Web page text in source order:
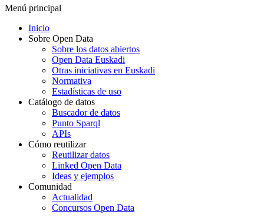
Menú principal
Inicio
Sobre Open Data
Sobre los datos abiertos
Open Data Euskadi
Otras iniciativas en Euskadi
Normativa
Estadísticas de uso
Catálogo de datos
Buscador de datos
Punto Sparql
APIs
Cómo reutilizar
Reutilizar datos
Linked Open Data
Ideas y ejemplos
Comunidad
Actualidad
Concursos Open Data